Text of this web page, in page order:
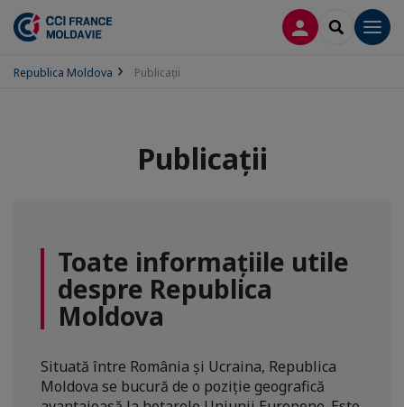
CONECTARE
SEARCH
Republica Moldova Publicații
Publicații
Toate informațiile utile
despre Republica
Moldova
Situată între România și Ucraina, Republica
Moldova se bucură de o poziție geografică